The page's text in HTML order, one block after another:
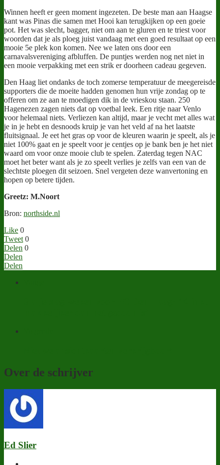
Winnen heeft er geen moment ingezeten. De beste man aan Haagse
kant was Pinas die samen met Hooi kan terugkijken op een goeie
pot. Het was slecht, bagger, niet om aan te gluren en te triest voor
woorden dat je als ploeg juist vandaag met een goed resultaat op een
mooie 5e plek kon komen. Nee we laten ons door een
carnavalsvereniging afbluffen. De puntjes werden nog net niet in
een mooie verpakking met een strik er doorheen cadeau gegeven.
Den Haag liet ondanks de toch zomerse temperatuur de meegereisde
supporters die de moeite hadden genomen hun vrije zondag op te
offeren om ze aan te moedigen dik in de vrieskou staan. 250
Hagenezen zagen niets dat op voetbal leek. Een ritje naar Venlo
voor helemaal niets. Verliezen kan altijd, maar je vecht met alles wat
je in je hebt en desnoods kruip je van het veld af na het laatste
fluitsignaal. Je eet het gras op voor de kleuren waarin je speelt, als je
niet 100% gaat en je speelt voor je centjes op je bank ben je het niet
waard om voor onze mooie club te spelen. Zaterdag tegen NAC
moet het beter want als je zo speelt verlies je zelfs van een van de
slechtste ploegen dit seizoen. Snel vergeten deze wanvertoning en
hopen op betere tijden.
Greetz: M.Noort
Bron: northside.nl
Like 0
Tweet 0
Delen 0
Delen
Delen
Over de schrijver
Ed Slier